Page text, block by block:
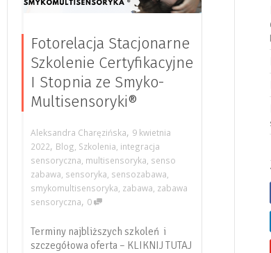
Fotorelacja Stacjonarne
Szkolenie Certyfikacyjne
I Stopnia ze Smyko-
Multisensoryki®
Aleksandra Charęzińska, 9 kwietnia
2022, Blog, Szkolenia, integracja
sensoryczna, multisensoryka, senso
zabawa, sensoryka, sensozabawa,
smykomultisensoryka, zabawa, zabawa
sensoryczna, 0
Terminy najbliższych szkoleń i
szczegółowa oferta – KLIKNIJ TUTAJ